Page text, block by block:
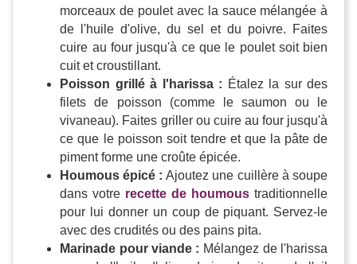
morceaux de poulet avec la sauce mélangée à
de l'huile d'olive, du sel et du poivre. Faites
cuire au four jusqu'à ce que le poulet soit bien
cuit et croustillant.
Poisson grillé à l'harissa : Étalez la sur des
filets de poisson (comme le saumon ou le
vivaneau). Faites griller ou cuire au four jusqu'à
ce que le poisson soit tendre et que la pâte de
piment forme une croûte épicée.
Houmous épicé : Ajoutez une cuillère à soupe
dans votre recette de houmous traditionnelle
pour lui donner un coup de piquant. Servez-le
avec des crudités ou des pains pita.
Marinade pour viande : Mélangez de l'harissa